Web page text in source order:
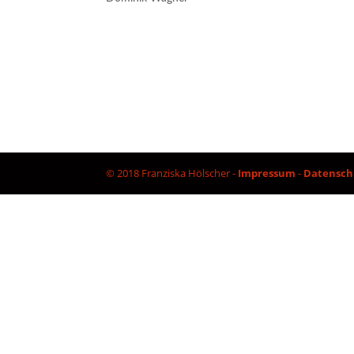
© 2018 Franziska Hölscher - Impressum -